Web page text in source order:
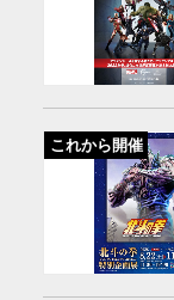
これから開催